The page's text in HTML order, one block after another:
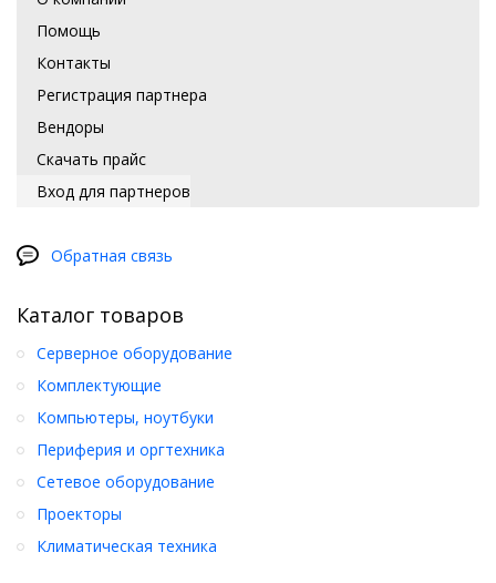
Помощь
Контакты
Регистрация партнера
Вендоры
Скачать прайс
Вход для партнеров
Обратная связь
Каталог товаров
Серверное оборудование
Комплектующие
Компьютеры, ноутбуки
Периферия и оргтехника
Сетевое оборудование
Проекторы
Климатическая техника